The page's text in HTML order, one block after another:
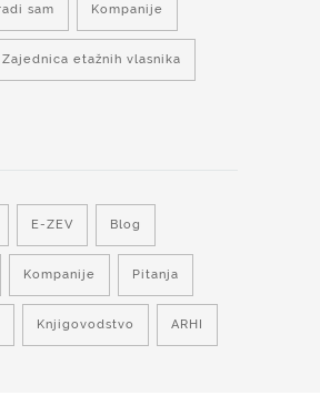
sam Kompanije
Zajednica etažnih vlasnika
E-ZEV Blog
Kompanije Pitanja
Knjigovodstvo ARHI